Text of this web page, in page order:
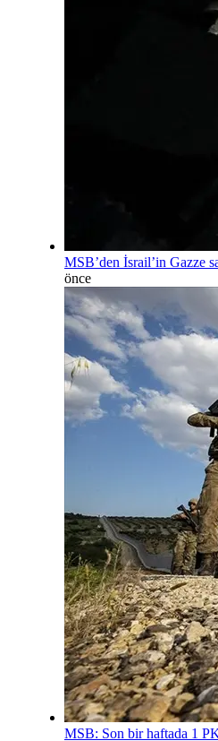
MSB’den İsrail’in Gazze
önce
MSB: Son bir haftada 1